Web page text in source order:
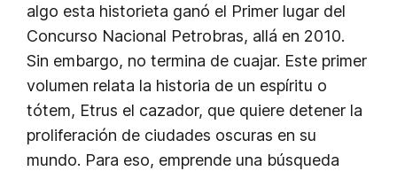
algo esta historieta ganó el Primer lugar del
Concurso Nacional Petrobras, allá en 2010.
Sin embargo, no termina de cuajar. Este primer
volumen relata la historia de un espíritu o
tótem, Etrus el cazador, que quiere detener la
proliferación de ciudades oscuras en su
mundo. Para eso, emprende una búsqueda